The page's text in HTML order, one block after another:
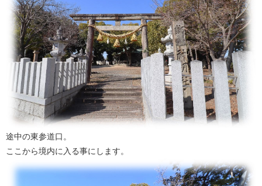
途中の東参道口。
ここから境内に入る事にします。